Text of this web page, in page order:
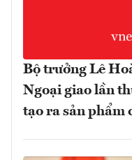
Bộ trưởng Lê
Ngoại giao lần
tạo ra sản phẩm